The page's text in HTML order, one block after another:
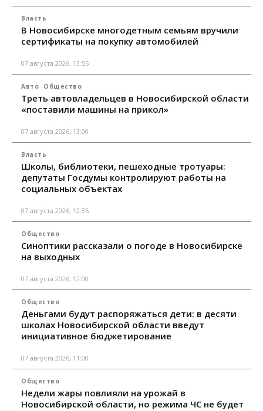
Власть
В Новосибирске многодетным семьям вручили
сертификаты на покупку автомобилей
07 августа 2026, 13:55
Авто Общество
Треть автовладельцев в Новосибирской области
«поставили машины на прикол»
07 августа 2026, 13:00
Власть
Школы, библиотеки, пешеходные тротуары:
депутаты Госдумы контролируют работы на
социальных объектах
07 августа 2026, 12:35
Общество
Синоптики рассказали о погоде в Новосибирске
на выходных
07 августа 2026, 12:00
Общество
Деньгами будут распоряжаться дети: в десяти
школах Новосибирской области введут
инициативное бюджетирование
07 августа 2026, 11:00
Общество
Недели жары повлияли на урожай в
Новосибирской области, но режима ЧС не будет